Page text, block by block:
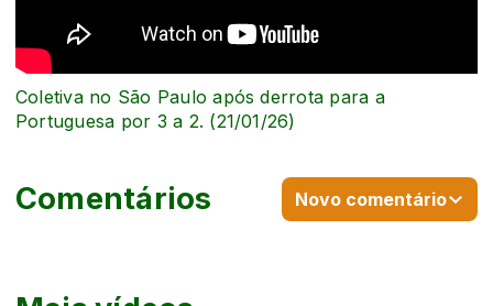
Coletiva no São Paulo após derrota para a
Portuguesa por 3 a 2. (21/01/26)
Comentários Novo comentário